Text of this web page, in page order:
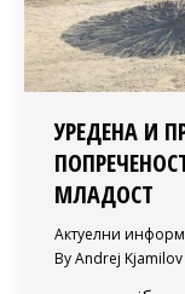
УРЕДЕНА И
МЛАДОСТ
Актуелни
ByAndrej Kjamilov